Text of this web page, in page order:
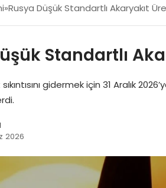
Rusya Düşük Standartlı Akaryakıt
Standartlı
gidermek için 31 Aralık
2026